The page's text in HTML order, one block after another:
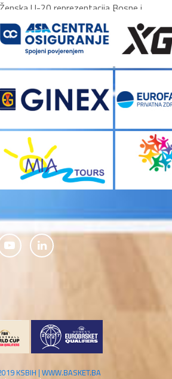
Ženska U-20 reprezentacija Bosne i
Hercegovine upisala je poraz u prvom
kolu Evropskog prvenstva...
KSBIH | WWW.BASKET.BA